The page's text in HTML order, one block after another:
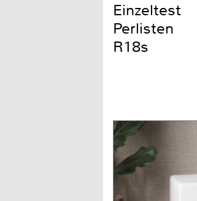
Einzeltest
Perlisten
R18s